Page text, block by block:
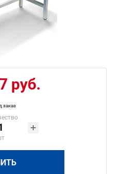
руб.
заказ